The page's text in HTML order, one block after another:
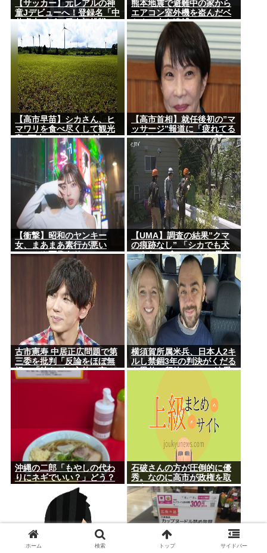
【サッカー】元レアルの神
童Jデビューへ！登録名「中
井卓大ピピ」日本初挑戦の
22歳今治MFが開幕戦に先発
熊本地震で避難中の家から
エアコン室外機を盗んだベ
トナム人を逮捕
【高市早苗】シカさん、ヒ
マワリを食べ尽くして観光
客6万人のイベントが中止に
なる…さらにコスモス畑も
食べ尽くす
【高市首相】就任後初の”マ
ッサージ”報道に「疲れてる
アピ？」とSNSでは一部か
ら冷ややかな声…被災地視
察”PV動画”から続く不信
【衝撃】昭和のヤンキー
女、まあまあ素行が悪い
www (※画像あり)
【UMA】調査の結果”クマ
の痕跡なし” 「シカでも犬
でもないゴロンとして黒い
動物を見た」 札幌市清田区
古市憲寿 中居正広問題で第
三委を批判「反論をほぼ無
視」「彼らが一方的に言っ
たことが世の中に定着して
横須賀所属米兵、日本人2キ
ルし禁錮3年の判決がくだる
も恩赦で釈放！ニュー速愛
沖縄の二郎「もやしの代わ
りにネギでいい？」どう？
石破さんの方が圧倒的に優
秀。なのに高市が政権を取
ったのはおかしい
ホーム 検索 トップ サイドバー